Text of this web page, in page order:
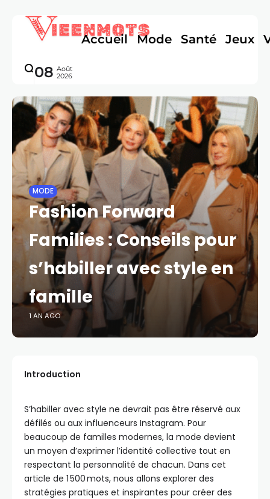
Accueil Mode Santé Jeux
08 Août
2026
MODE
Fashion Forward
Families : Conseils pour
s’habiller avec style en
famille
1 AN AGO
Introduction
S’habiller avec style ne devrait pas être réservé aux
défilés ou aux influenceurs Instagram. Pour
beaucoup de familles modernes, la mode devient
un moyen d’exprimer l’identité collective tout en
respectant la personnalité de chacun. Dans cet
article de 1 500 mots, nous allons explorer des
stratégies pratiques et inspirantes pour créer des